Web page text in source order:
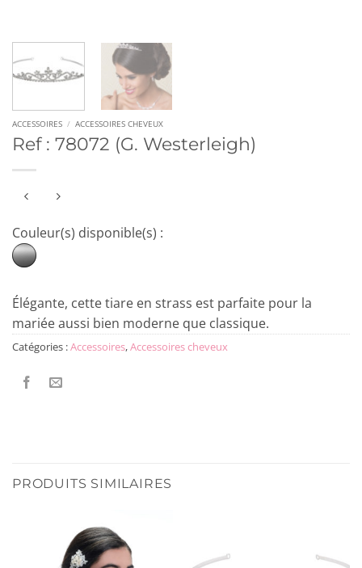
ACCESSOIRES / ACCESSOIRES CHEVEUX
Ref : 78072 (G. Westerleigh)
Couleur(s) disponible(s) :
Élégante, cette tiare en strass est parfaite pour la
mariée aussi bien moderne que classique.
Catégories :Accessoires,Accessoires cheveux
PRODUITS SIMILAIRES